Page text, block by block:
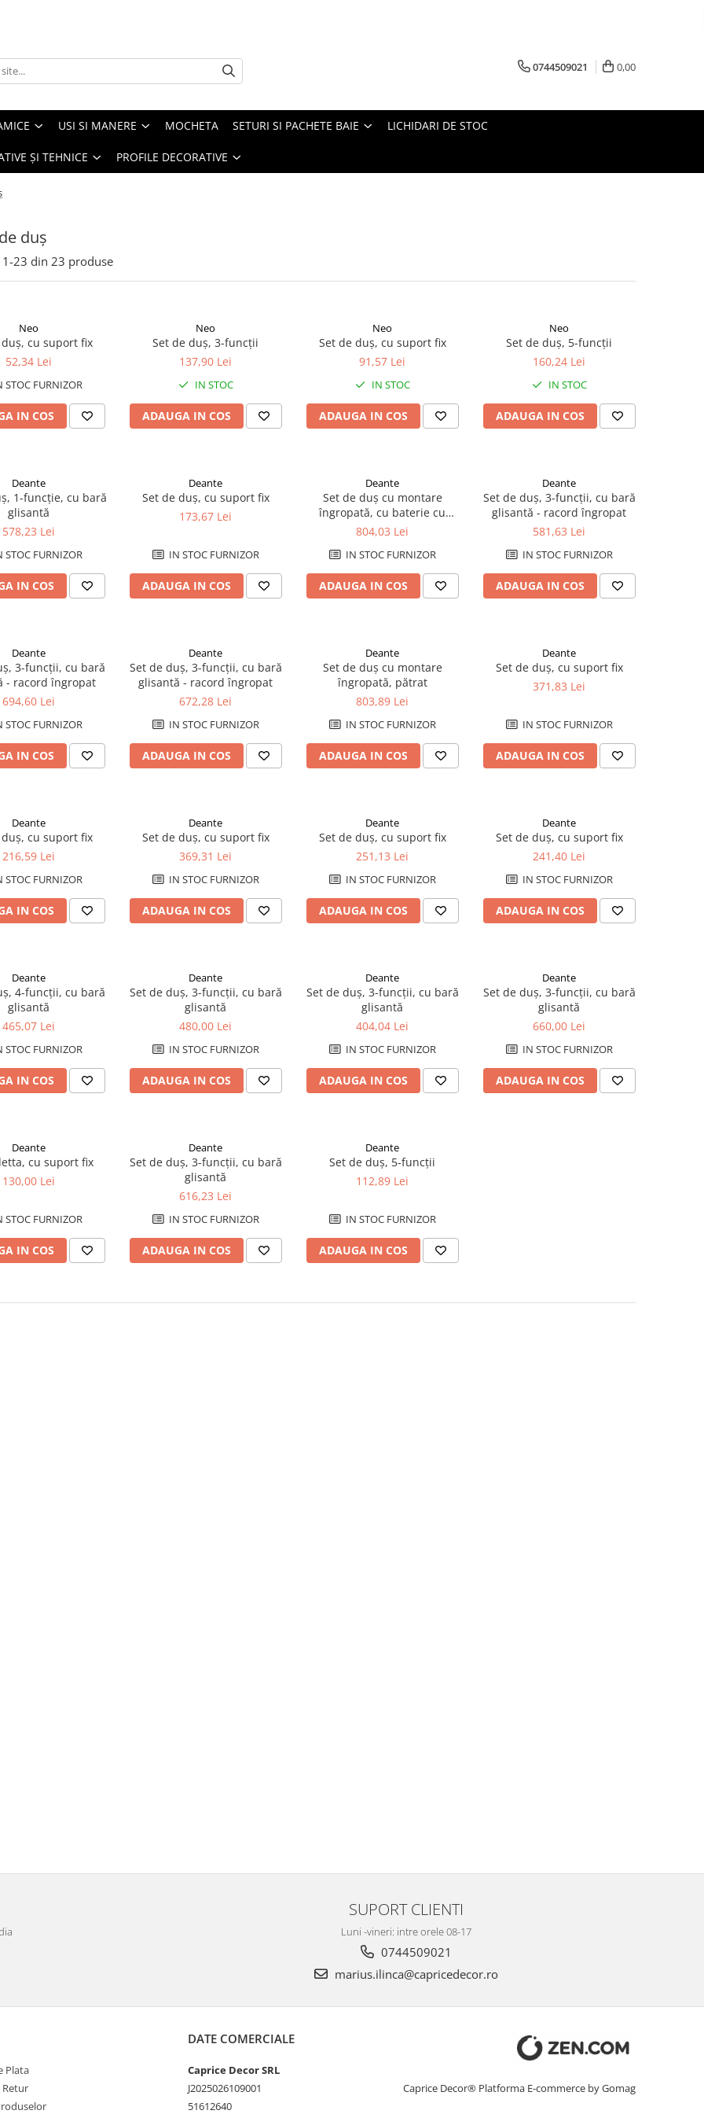
0744509021 0,00
USI SI MANERE MOCHETA SETURI SI PACHETE BAIE LICHIDARI DE STOC
ȘI TEHNICE PROFILE DECORATIVE
duș
1-23 din 23 produse
Neo
cu suport fix
52,34 Lei
STOC FURNIZOR
IN COS
Neo
Set de duș, 3-funcții
137,90 Lei
IN STOC
ADAUGA IN COS
Neo
Set de duș, cu suport fix
91,57 Lei
IN STOC
ADAUGA IN COS
Neo
Set de duș, 5-funcții
160,24 Lei
IN STOC
ADAUGA IN COS
Deante
1-funcție, cu bară
glisantă
578,23 Lei
STOC FURNIZOR
IN COS
Deante
Set de duș, cu suport fix
173,67 Lei
IN STOC FURNIZOR
ADAUGA IN COS
Deante
Set de duș cu montare
îngropată, cu baterie cu
termostat
804,03 Lei
IN STOC FURNIZOR
ADAUGA IN COS
Deante
Set de duș, 3-funcții, cu bară
glisantă - racord îngropat
581,63 Lei
IN STOC FURNIZOR
ADAUGA IN COS
Deante
3-funcții, cu bară
- racord îngropat
694,60 Lei
STOC FURNIZOR
IN COS
Deante
Set de duș, 3-funcții, cu bară
glisantă - racord îngropat
672,28 Lei
IN STOC FURNIZOR
ADAUGA IN COS
Deante
Set de duș cu montare
îngropată, pătrat
803,89 Lei
IN STOC FURNIZOR
ADAUGA IN COS
Deante
Set de duș, cu suport fix
371,83 Lei
IN STOC FURNIZOR
ADAUGA IN COS
Deante
cu suport fix
216,59 Lei
STOC FURNIZOR
IN COS
Deante
Set de duș, cu suport fix
369,31 Lei
IN STOC FURNIZOR
ADAUGA IN COS
Deante
Set de duș, cu suport fix
251,13 Lei
IN STOC FURNIZOR
ADAUGA IN COS
Deante
Set de duș, cu suport fix
241,40 Lei
IN STOC FURNIZOR
ADAUGA IN COS
Deante
4-funcții, cu bară
glisantă
465,07 Lei
STOC FURNIZOR
IN COS
Deante
Set de duș, 3-funcții, cu bară
glisantă
480,00 Lei
IN STOC FURNIZOR
ADAUGA IN COS
Deante
Set de duș, 3-funcții, cu bară
glisantă
404,04 Lei
IN STOC FURNIZOR
ADAUGA IN COS
Deante
Set de duș, 3-funcții, cu bară
glisantă
660,00 Lei
IN STOC FURNIZOR
ADAUGA IN COS
Deante
cu suport fix
130,00 Lei
STOC FURNIZOR
IN COS
Deante
Set de duș, 3-funcții, cu bară
glisantă
616,23 Lei
IN STOC FURNIZOR
ADAUGA IN COS
Deante
Set de duș, 5-funcții
112,89 Lei
IN STOC FURNIZOR
ADAUGA IN COS
SUPORT CLIENTI
Luni -vineri: intre orele 08-17
0744509021
marius.ilinca@capricedecor.ro
Plata
Retur
DATE COMERCIALE
Caprice Decor SRL
J2025026109001
51612640
Caprice Decor® Platforma E-commerce by Gomag